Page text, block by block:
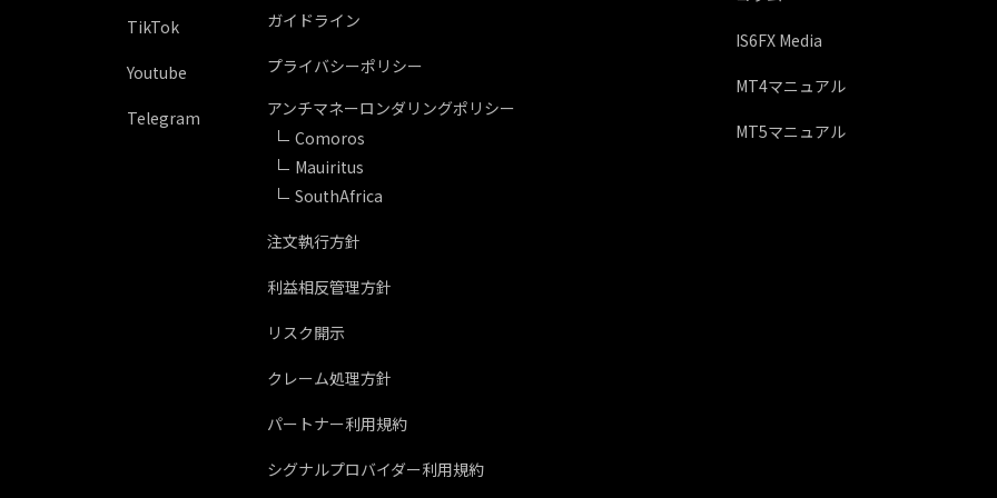
TikTok
Youtube
Telegram
ガイドライン
プライバシーポリシー
アンチマネーロンダリングポリシー
Comoros
Mauiritus
SouthAfrica
注文執行方針
利益相反管理方針
リスク開示
クレーム処理方針
パートナー利用規約
シグナルプロバイダー利用規約
IS6FX Media
MT4マニュアル
MT5マニュアル